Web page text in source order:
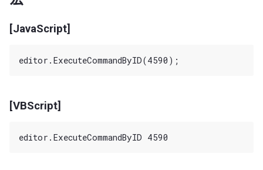
[JavaScript]
[VBScript]